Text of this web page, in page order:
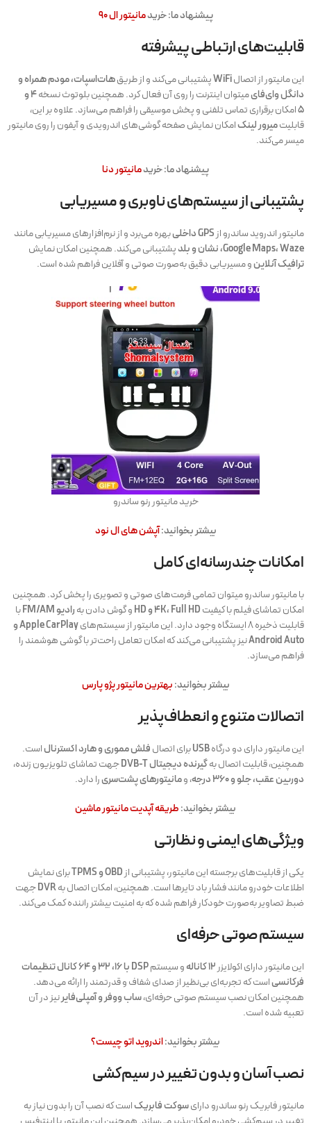
پیشنهاد ما: خریدمانیتور ال ۹۰
قابلیت‌های ارتباطی پیشرفته
این مانیتور از اتصالWiFiپشتیبانی می‌کند و از طریقهات‌اسپات، مودم همراه و
دانگل وای‌فایمیتوان اینترنت را روی آن فعال کرد. همچنین بلوتوث نسخه
۴ و
۵امکان برقراری تماس تلفنی و پخش موسیقی را فراهم می‌سازد. علاوه بر این،
قابلیتمیرور لینکامکان نمایش صفحه گوشی‌های اندرویدی و آیفون را روی مانیتور
میسر می‌کند.
پیشنهاد ما: خریدمانیتور دنا
پشتیبانی از سیستم‌های ناوبری و مسیریابی
مانیتور اندروید ساندرو از GPS داخلی
بهره می‌برد و از نرم‌افزارهای مسیریابی مانند
Google Maps، Waze، نشان و بلد
پشتیبانی می‌کند. همچنین امکان نمایش
ترافیک آنلاینو مسیریابی دقیق به‌صورت صوتی و آفلاین فراهم شده است.
خرید مانیتور رنو ساندرو
بیشتر بخوانید:آپشن های ال نود
امکانات چندرسانه‌ای کامل
با مانیتور ساندرو میتوان تمامی فرمت‌های صوتی و تصویری را پخش کرد. همچنین
امکان تماشای فیلم با کیفیت4K، Full HD و HD و گوش دادن بهرادیو FM/AM
با
قابلیت ذخیره ۸ ایستگاه وجود دارد. این مانیتور از سیستم‌های
Apple CarPlay و
Android Autoنیز پشتیبانی می‌کند که امکان تعامل راحت‌تر با گوشی هوشمند را
فراهم می‌سازد.
بیشتر بخوانید:بهترین مانیتور پژو پارس
اتصالات متنوع و انعطاف‌پذیر
این مانیتور دارای دو درگاهUSBبرای اتصالفلش مموری و هارد اکسترنالاست.
همچنین، قابلیت اتصال بهگیرنده دیجیتال DVB-T
جهت تماشای تلویزیون زنده،
دوربین عقب، جلو و ۳۶۰ درجه
، ومانیتورهای پشت‌سریرا دارد.
بیشتر بخوانید:طریقه آپدیت مانیتور ماشین
ویژگی‌های ایمنی و نظارتی
یکی از قابلیت‌های برجسته این مانیتور، پشتیبانی از OBD و TPMS
برای نمایش
اطلاعات خودرو مانند فشار باد تایرها است. همچنین، امکان اتصال بهDVRجهت
ضبط تصاویر به‌صورت خودکار فراهم شده که به امنیت بیشتر راننده کمک می‌کند.
سیستم صوتی حرفه‌ای
این مانیتور دارای اکولایزر ۱۲ کاناله و سیستم
DSP با ۱۶، ۳۲ و ۶۴ کانال تنظیمات
فرکانسیاست که تجربه‌ای بی‌نظیر از صدای شفاف و قدرتمند را ارائه می‌دهد.
همچنین امکان نصب سیستم صوتی حرفه‌ای،ساب ووفر و آمپلی‌فایرنیز در آن
تعبیه شده است.
بیشتر بخوانید:اندروید اتو چیست؟
نصب آسان و بدون تغییر در سیم‌کشی
مانیتور فابریک رنو ساندرو دارایسوکت فابریکاست که نصب آن را بدون نیاز به